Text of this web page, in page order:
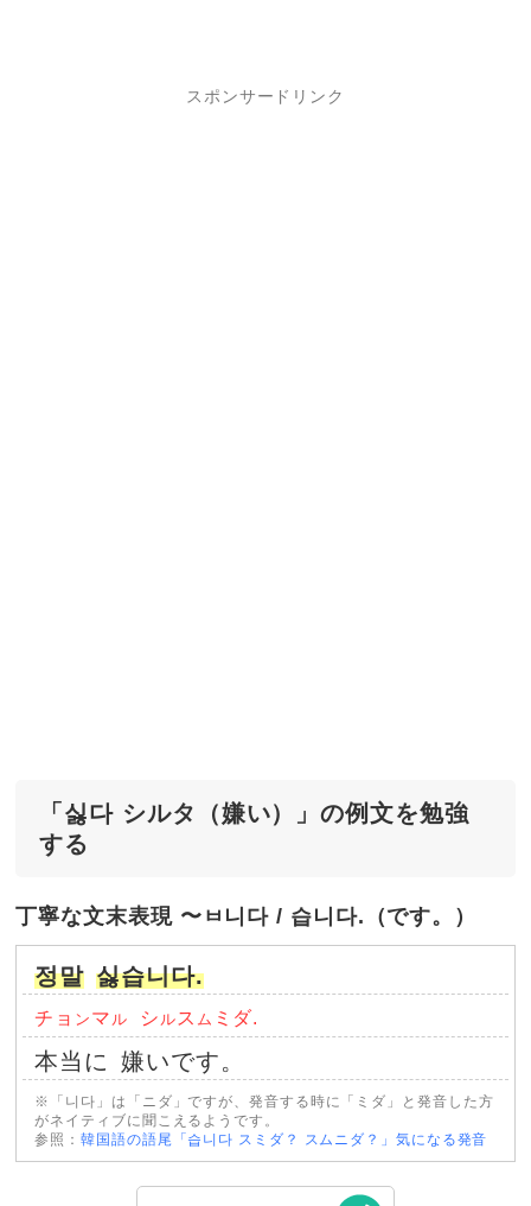
スポンサードリンク
「싫다 シルタ（嫌い）」の例文を勉強
する
丁寧な文末表現 〜ㅂ니다 / 습니다.（です。）
정말 싫습니다.
チョ ン マ ル シ ル ス ム ミダ.
本当に 嫌いです。
※「니다」は「ニダ」ですが、発音する時に「ミダ」と発音した方
がネイティブに聞こえるようです。
参照：韓国語の語尾「습니다 スミダ？ スムニダ？」気になる発音